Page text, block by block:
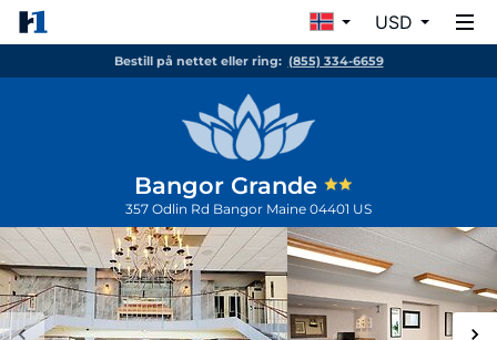
USD
Bestill på nettet eller ring: (855) 334-6659
Bangor Grande
357 Odlin Rd Bangor Maine 04401 US